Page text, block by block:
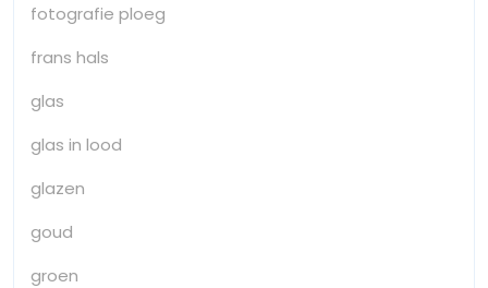
fotografie ploeg
frans hals
glas
glas in lood
glazen
goud
groen